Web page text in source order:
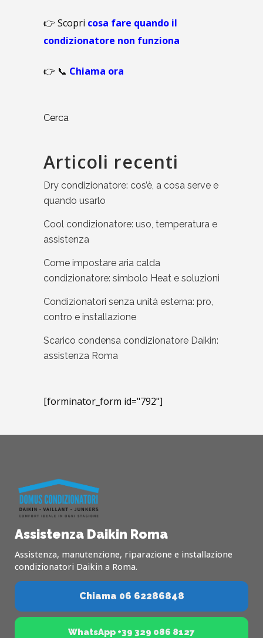
👉 Scopri cosa fare quando il
condizionatore non funziona
👉 📞 Chiama ora
Cerca
Articoli recenti
Dry condizionatore: cos’è, a cosa serve e
quando usarlo
Cool condizionatore: uso, temperatura e
assistenza
Come impostare aria calda
condizionatore: simbolo Heat e soluzioni
Condizionatori senza unità esterna: pro,
contro e installazione
Scarico condensa condizionatore Daikin:
assistenza Roma
[forminator_form id="792"]
Assistenza Daikin Roma
Assistenza, manutenzione, riparazione e installazione
condizionatori Daikin a Roma.
Chiama 06 62286848
WhatsApp +39 329 086 8127